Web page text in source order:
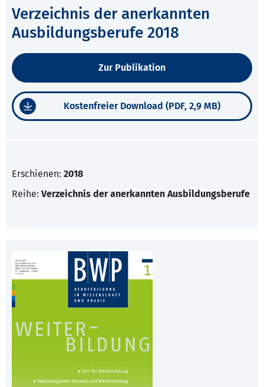
Verzeichnis der anerkannten
Ausbildungsberufe 2018
Zur Publikation
Kostenfreier Download (PDF, 2,9 MB)
Erschienen: 2018
Reihe: Verzeichnis der anerkannten Ausbildungsberufe